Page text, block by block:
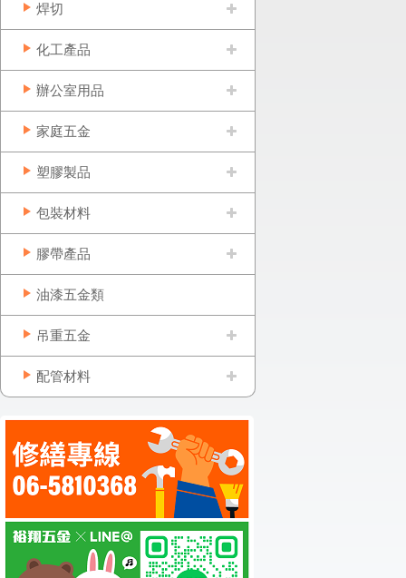
焊切
化工產品
辦公室用品
家庭五金
塑膠製品
包裝材料
膠帶產品
油漆五金類
吊重五金
配管材料